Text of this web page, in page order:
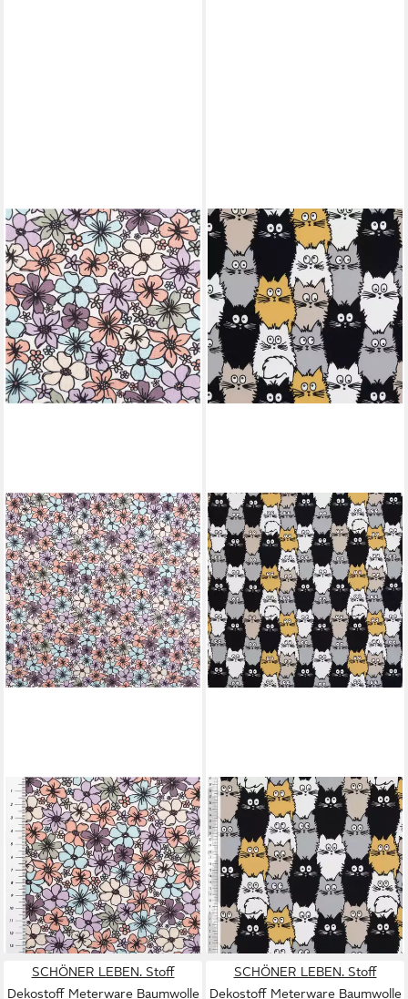
SCHÖNER LEBEN.
Stoff Baumwollstoff
Meterware Popeline Stoff
Blüten wollweiß bunt 145cm,
allergikergeeignet
9,95 €
(9,95 €/ 1 m)
lieferbar - in 4-5 Werktagen bei dir
MADDMA
Stoff Baumwollstoff Katzen
Skandi-Design 1/2 Meterware
147cm breit
8,00 €
(10,81 €/ 1 qm)
lieferbar - in 4-5 Werktagen bei dir
SCHÖNER LEBEN. Stoff
Dekostoff Meterware Baumwolle
SCHÖNER LEBEN. Stoff
Dekostoff Meterware Baumwolle